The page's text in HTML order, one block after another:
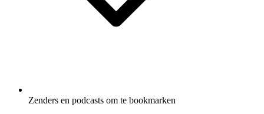
Zenders en podcasts om te bookmarken